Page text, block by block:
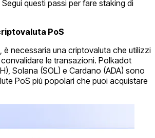
questi passi per fare staking di
PoS
è necessaria una criptovaluta che utilizzi
le transazioni. Polkadot
Solana (SOL) e Cardano (ADA) sono
PoS più popolari che puoi acquistare